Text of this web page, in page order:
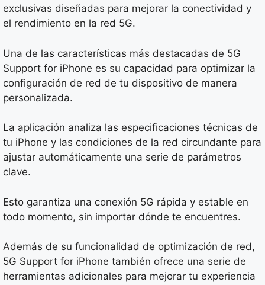
exclusivas diseñadas para mejorar la conectividad y
el rendimiento en la red 5G.
Una de las características más destacadas de 5G
Support for iPhone es su capacidad para optimizar la
configuración de red de tu dispositivo de manera
personalizada.
La aplicación analiza las especificaciones técnicas de
tu iPhone y las condiciones de la red circundante para
ajustar automáticamente una serie de parámetros
clave.
Esto garantiza una conexión 5G rápida y estable en
todo momento, sin importar dónde te encuentres.
Además de su funcionalidad de optimización de red,
5G Support for iPhone también ofrece una serie de
herramientas adicionales para mejorar tu experiencia